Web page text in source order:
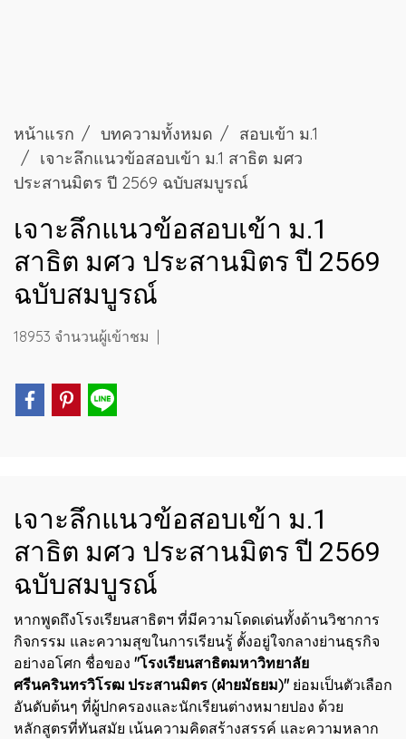
หน้าแรก บทความทั้งหมด
สอบเข้า ม.1
เจาะลึกแนวข้อสอบเข้า ม.1 สาธิต มศว
ประสานมิตร ปี 2569 ฉบับสมบูรณ์
เจาะลึกแนวข้อสอบเข้า ม.1
สาธิต มศว ประสานมิตร ปี 2569
ฉบับสมบูรณ์
18953 จำนวนผู้เข้าชม
เจาะลึกแนวข้อสอบเข้า ม.1
สาธิต มศว ประสานมิตร ปี 2569
ฉบับสมบูรณ์
หากพูดถึงโรงเรียนสาธิตฯ ที่มีความโดดเด่นทั้งด้านวิชาการ
กิจกรรม และความสุขในการเรียนรู้ ตั้งอยู่ใจกลางย่านธุรกิจ
อย่างอโศก ชื่อของ "โรงเรียนสาธิตมหาวิทยาลัย
ศรีนครินทรวิโรฒ ประสานมิตร (ฝ่ายมัธยม)" ย่อมเป็นตัวเลือก
อันดับต้นๆ ที่ผู้ปกครองและนักเรียนต่างหมายปอง ด้วย
หลักสูตรที่ทันสมัย เน้นความคิดสร้างสรรค์ และความหลาก